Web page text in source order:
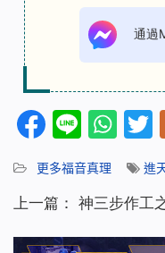
通過
Line
更多福音真理 進
上一篇： 神三步作工